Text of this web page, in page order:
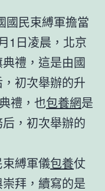
民束縛軍擔當
1日凌晨，北京
禮，這是由國
初次舉辦的升
禮，也包養網是
，初次舉辦的
縛軍儀包養仗
拜，續寫的是